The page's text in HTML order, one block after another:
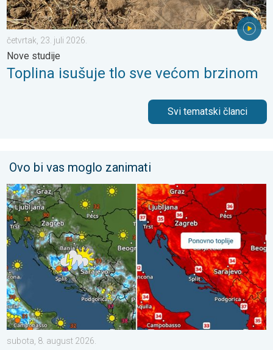
četvrtak, 23. juli 2026.
Nove studije
Toplina isušuje tlo sve većom brzinom
Svi tematski članci
Ovo bi vas moglo zanimati
Pljuskovi ponegdje, od nedjelje preko 35°C. Stabilnija iduća
subota, 8. august 2026.